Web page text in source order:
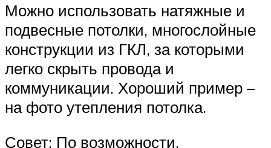
Можно использовать натяжные и
подвесные потолки, многослойные
конструкции из ГКЛ, за которыми
легко скрыть провода и
коммуникации. Хороший пример –
на фото утепления потолка.
Совет: По возможности,